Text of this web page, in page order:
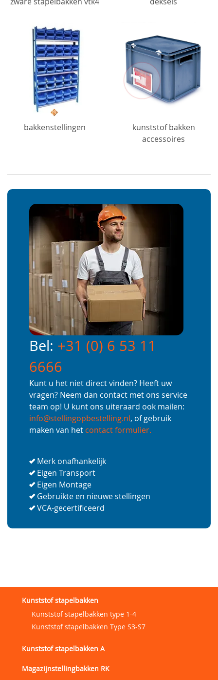
bakkenstellingen
kunststof bakken
accessoires
Bel: +31 (0) 6 53 11
6666
Kunt u het niet direct vinden? Heeft uw
vragen? Neem dan contact met ons service
team op! U kunt ons uiteraard ook mailen:
info@stellingopbestelling.nl, of gebruik
maken van het contact formulier.
Merk onafhankelijk
Eigen Transport
Eigen Montage
Gebruikte en nieuwe stellingen
VCA-gecertificeerd
Kunststof stapelbakken
Kunststof stapelbakken type 1-4
Kunststof stapelbakken Type S3-S7
Kunststof stapelbakken A
Magazijnstellingbakken RK